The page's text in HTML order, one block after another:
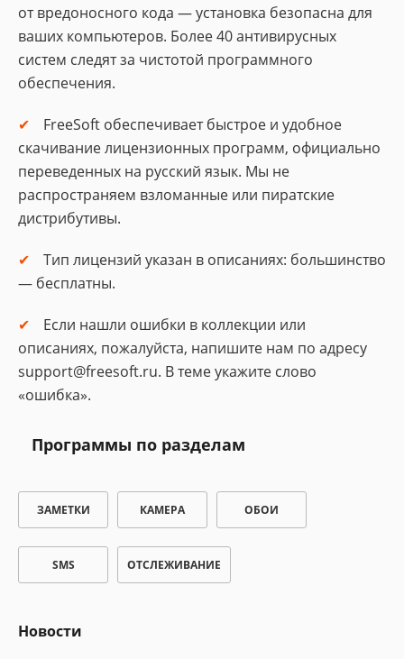
от вредоносного кода — установка безопасна для
ваших компьютеров. Более 40 антивирусных
систем следят за чистотой программного
обеспечения.
FreeSoft обеспечивает быстрое и удобное
скачивание лицензионных программ, официально
переведенных на русский язык. Мы не
распространяем взломанные или пиратские
дистрибутивы.
Тип лицензий указан в описаниях: большинство
— бесплатны.
Если нашли ошибки в коллекции или
описаниях, пожалуйста, напишите нам по адресу
support@freesoft.ru. В теме укажите слово
«ошибка».
Программы по разделам
ЗАМЕТКИ КАМЕРА ОБОИ
SMS ОТСЛЕЖИВАНИЕ
Новости